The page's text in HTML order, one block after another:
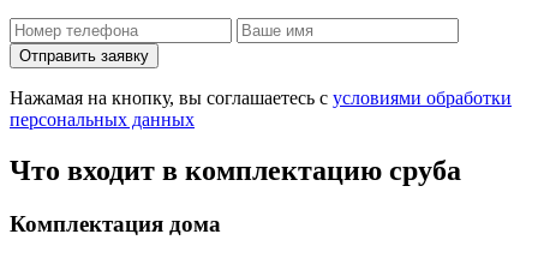
Нажамая на кнопку, вы соглашаетесь с условиями обработки
персональных данных
Что входит в комплектацию сруба
Комплектация дома